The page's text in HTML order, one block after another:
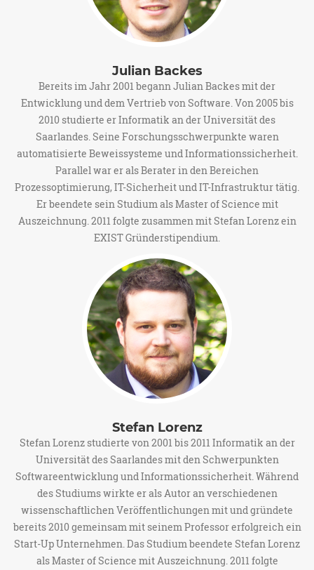
Julian Backes
Bereits im Jahr 2001 begann Julian Backes mit der
Entwicklung und dem Vertrieb von Software. Von 2005 bis
2010 studierte er Informatik an der Universität des
Saarlandes. Seine Forschungsschwerpunkte waren
automatisierte Beweissysteme und Informationssicherheit.
Parallel war er als Berater in den Bereichen
Prozessoptimierung, IT-Sicherheit und IT-Infrastruktur tätig.
Er beendete sein Studium als Master of Science mit
Auszeichnung. 2011 folgte zusammen mit Stefan Lorenz ein
EXIST Gründerstipendium.
Stefan Lorenz
Stefan Lorenz studierte von 2001 bis 2011 Informatik an der
Universität des Saarlandes mit den Schwerpunkten
Softwareentwicklung und Informationssicherheit. Während
des Studiums wirkte er als Autor an verschiedenen
wissenschaftlichen Veröffentlichungen mit und gründete
bereits 2010 gemeinsam mit seinem Professor erfolgreich ein
Start-Up Unternehmen. Das Studium beendete Stefan Lorenz
als Master of Science mit Auszeichnung. 2011 folgte